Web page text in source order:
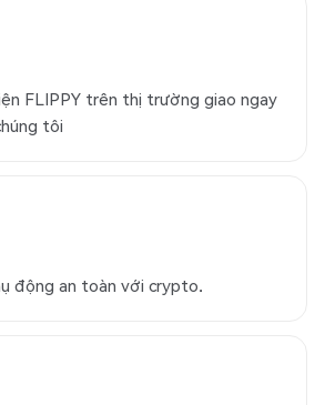
FLIPPY trên thị trường giao ngay
tôi
động an toàn với crypto.